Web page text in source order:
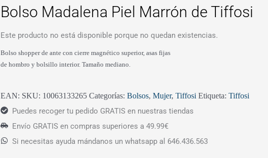
Bolso Madalena Piel Marrón de Tiffosi
Este producto no está disponible porque no quedan existencias.
Bolso shopper de ante con cierre magnético superior, asas fijas
de hombro y bolsillo interior. Tamaño mediano.
EAN: SKU: 10063133265 Categorías:Bolsos,Mujer,Tiffosi Etiqueta:Tiffosi
Puedes recoger tu pedido GRATIS en nuestras tiendas
Envío GRATIS en compras superiores a 49.99€
Si necesitas ayuda mándanos un whatsapp al 646.436.563